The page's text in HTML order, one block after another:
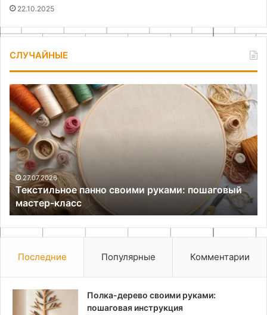
22.10.2025
СЛУЧАЙНЫЕ
Текстильное
панно
своими
руками:
пошаговый
мастер-
класс
27.07.2026
Текстильное панно своими руками: пошаговый
мастер-класс
Последние Популярные Комментарии
Полка-дерево своими руками:
пошаговая инструкция